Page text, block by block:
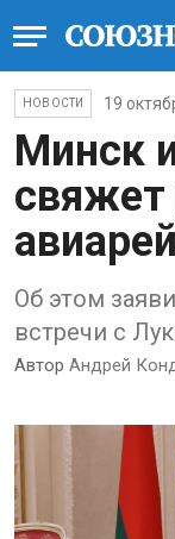
НОВОСТИ 19
Минск
Об этом
встречи с
Автор Андрей